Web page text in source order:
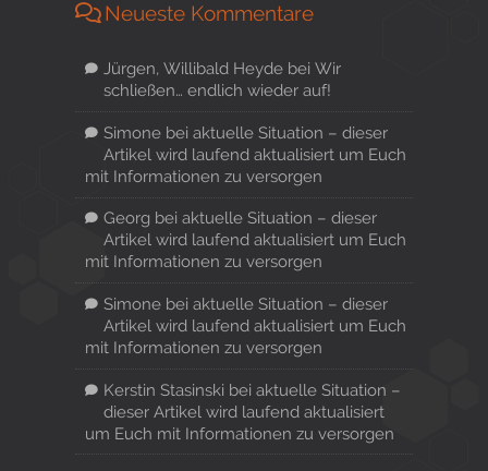
Neueste Kommentare
Jürgen, Willibald Heydebei Wir
schließen… endlich wieder auf!
Simonebei aktuelle Situation – dieser
Artikel wird laufend aktualisiert um Euch
mit Informationen zu versorgen
Georg bei aktuelle Situation – dieser
Artikel wird laufend aktualisiert um Euch
mit Informationen zu versorgen
Simonebei aktuelle Situation – dieser
Artikel wird laufend aktualisiert um Euch
mit Informationen zu versorgen
Kerstin Stasinski bei aktuelle Situation –
dieser Artikel wird laufend aktualisiert
um Euch mit Informationen zu versorgen